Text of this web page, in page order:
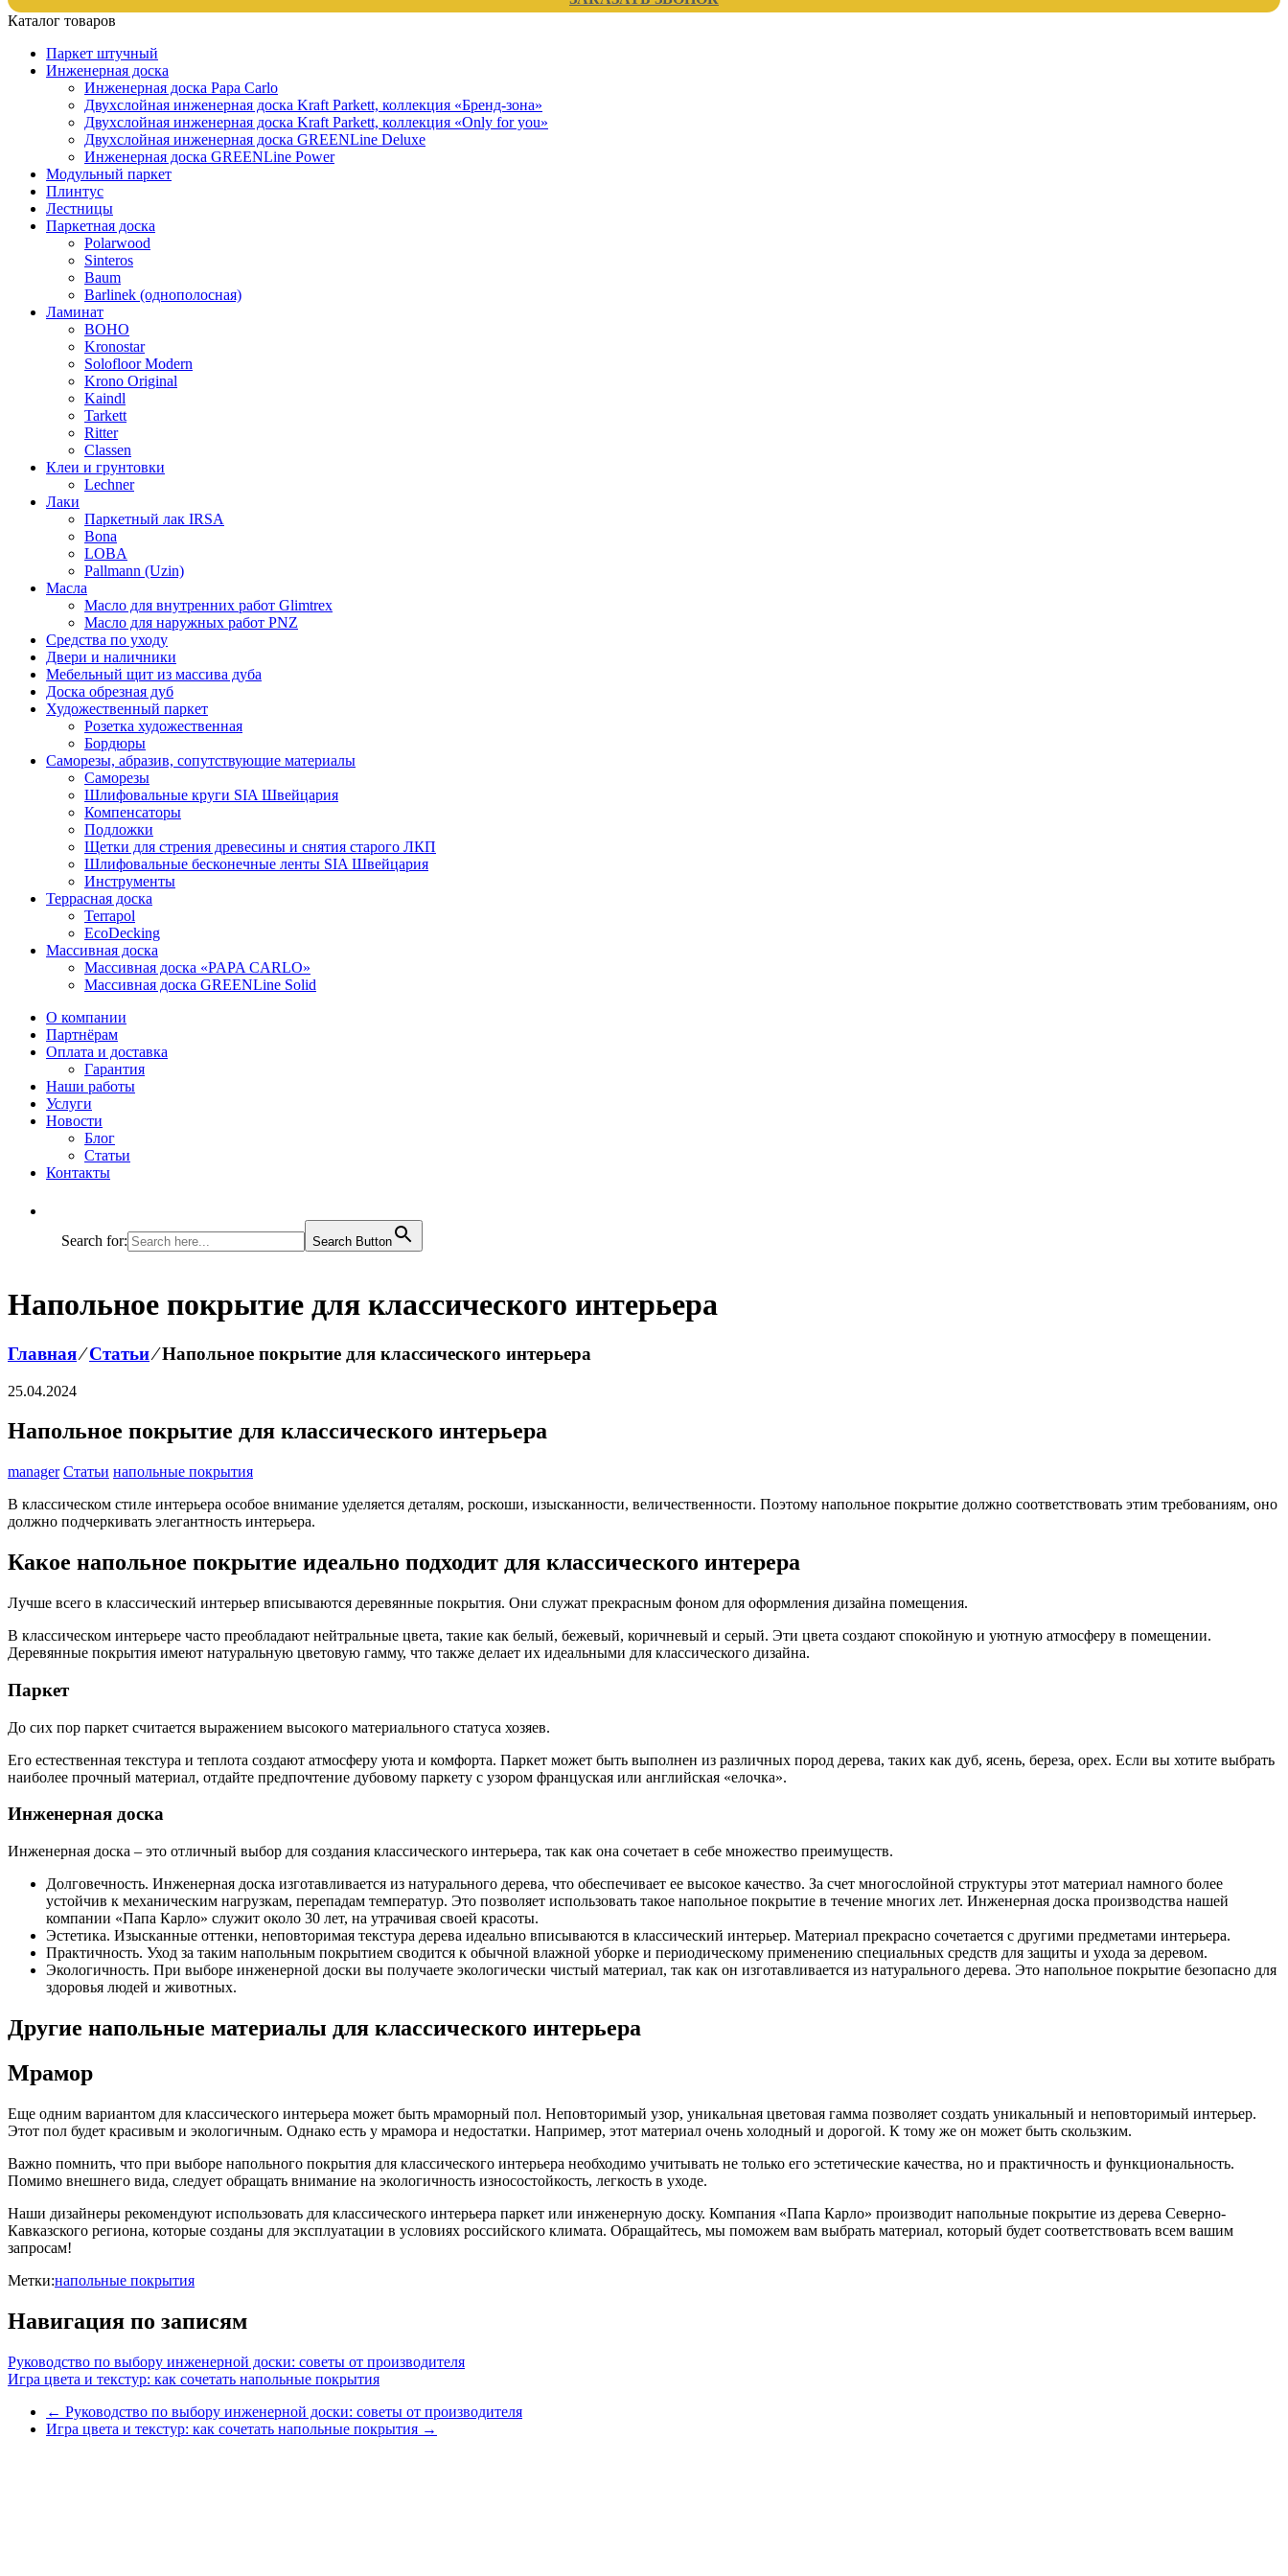
Каталог товаров
Паркет штучный
Инженерная доска
Инженерная доска Papa Carlo
Двухслойная инженерная доска Kraft Parkett, коллекция «Бренд-зона»
Двухслойная инженерная доска Kraft Parkett, коллекция «Only for you»
Двухслойная инженерная доска GREENLine Deluxe
Инженерная доска GREENLine Power
Модульный паркет
Плинтус
Лестницы
Паркетная доска
Polarwood
Sinteros
Baum
Barlinek (однополосная)
Ламинат
BOHO
Kronostar
Solofloor Modern
Krono Original
Kaindl
Tarkett
Ritter
Classen
Клеи и грунтовки
Lechner
Лаки
Паркетный лак IRSA
Bona
LOBA
Pallmann (Uzin)
Масла
Масло для внутренних работ Glimtrex
Масло для наружных работ PNZ
Средства по уходу
Двери и наличники
Мебельный щит из массива дуба
Доска обрезная дуб
Художественный паркет
Розетка художественная
Бордюры
Саморезы, абразив, сопутствующие материалы
Саморезы
Шлифовальные круги SIA Швейцария
Компенсаторы
Подложки
Щетки для стрения древесины и снятия старого ЛКП
Шлифовальные бесконечные ленты SIA Швейцария
Инструменты
Террасная доска
Terrapol
EcoDecking
Массивная доска
Массивная доска «PAPA CARLO»
Массивная доска GREENLine Solid
О компании
Партнёрам
Оплата и доставка
Гарантия
Наши работы
Услуги
Новости
Блог
Статьи
Контакты
Search for: Search Button
Напольное покрытие для классического интерьера
Главная⁄Статьи⁄Напольное покрытие для классического интерьера
25.04.2024
Напольное покрытие для классического интерьера
manager Статьи напольные покрытия
В классическом стиле интерьера особое внимание уделяется деталям, роскоши, изысканности, величественности. Поэтому напольное покрытие должно соответствовать этим требованиям, оно
должно подчеркивать элегантность интерьера.
Какое напольное покрытие идеально подходит для классического интерера
Лучше всего в классический интерьер вписываются деревянные покрытия. Они служат прекрасным фоном для оформления дизайна помещения.
В классическом интерьере часто преобладают нейтральные цвета, такие как белый, бежевый, коричневый и серый. Эти цвета создают спокойную и уютную атмосферу в помещении.
Деревянные покрытия имеют натуральную цветовую гамму, что также делает их идеальными для классического дизайна.
Паркет
До сих пор паркет считается выражением высокого материального статуса хозяев.
Его естественная текстура и теплота создают атмосферу уюта и комфорта. Паркет может быть выполнен из различных пород дерева, таких как дуб, ясень, береза, орех. Если вы хотите выбрать
наиболее прочный материал, отдайте предпочтение дубовому паркету с узором француская или английская «елочка».
Инженерная доска
Инженерная доска – это отличный выбор для создания классического интерьера, так как она сочетает в себе множество преимуществ.
Долговечность. Инженерная доска изготавливается из натурального дерева, что обеспечивает ее высокое качество. За счет многослойной структуры этот материал намного более
устойчив к механическим нагрузкам, перепадам температур. Это позволяет использовать такое напольное покрытие в течение многих лет. Инженерная доска производства нашей
компании «Папа Карло» служит около 30 лет, на утрачивая своей красоты.
Эстетика. Изысканные оттенки, неповторимая текстура дерева идеально вписываются в классический интерьер. Материал прекрасно сочетается с другими предметами интерьера.
Практичность. Уход за таким напольным покрытием сводится к обычной влажной уборке и периодическому применению специальных средств для защиты и ухода за деревом.
Экологичность. При выборе инженерной доски вы получаете экологически чистый материал, так как он изготавливается из натурального дерева. Это напольное покрытие безопасно для
здоровья людей и животных.
Другие напольные материалы для классического интерьера
Мрамор
Еще одним вариантом для классического интерьера может быть мраморный пол. Неповторимый узор, уникальная цветовая гамма позволяет создать уникальный и неповторимый интерьер.
Этот пол будет красивым и экологичным. Однако есть у мрамора и недостатки. Например, этот материал очень холодный и дорогой. К тому же он может быть скользким.
Важно помнить, что при выборе напольного покрытия для классического интерьера необходимо учитывать не только его эстетические качества, но и практичность и функциональность.
Помимо внешнего вида, следует обращать внимание на экологичность износостойкость, легкость в уходе.
Наши дизайнеры рекомендуют использовать для классического интерьера паркет или инженерную доску. Компания «Папа Карло» производит напольные покрытие из дерева Северно-
Кавказского региона, которые созданы для эксплуатации в условиях российского климата. Обращайтесь, мы поможем вам выбрать материал, который будет соответствовать всем вашим
запросам!
Метки:напольные покрытия
Навигация по записям
Руководство по выбору инженерной доски: советы от производителя
Игра цвета и текстур: как сочетать напольные покрытия
← Руководство по выбору инженерной доски: советы от производителя
Игра цвета и текстур: как сочетать напольные покрытия →